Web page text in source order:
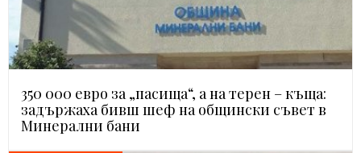
350 000 евро за „пасища“, а на терен – къща:
задържаха бивш шеф на общински съвет в
Минерални бани